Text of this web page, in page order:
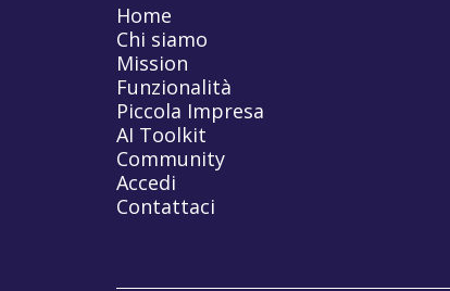
Home
Chi siamo
Mission
Funzionalità
Piccola Impresa
AI Toolkit
Community
Accedi
Contattaci